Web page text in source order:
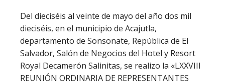
Del dieciséis al veinte de mayo del año dos mil
dieciséis, en el municipio de Acajutla,
departamento de Sonsonate, República de El
Salvador, Salón de Negocios del Hotel y Resort
Royal Decamerón Salinitas, se realizo la «LXXVIII
REUNIÓN ORDINARIA DE REPRESENTANTES